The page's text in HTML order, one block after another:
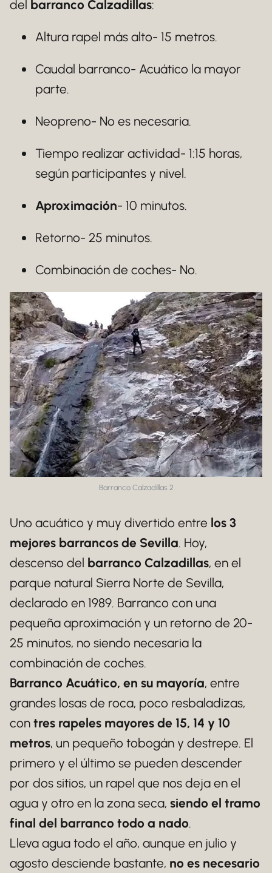
del barranco Calzadillas:
Altura rapel más alto- 15 metros.
Caudal barranco- Acuático la mayor
parte.
Neopreno- No es necesaria.
Tiempo realizar actividad- 1:15 horas,
según participantes y nivel.
Aproximación- 10 minutos.
Retorno- 25 minutos.
Combinación de coches- No.
Barranco Calzadillas 2
Uno acuático y muy divertido entre los 3
mejores barrancos de Sevilla. Hoy,
descenso del barranco Calzadillas, en el
parque natural Sierra Norte de Sevilla,
declarado en 1989. Barranco con una
pequeña aproximación y un retorno de 20-
25 minutos, no siendo necesaria la
combinación de coches.
Barranco Acuático, en su mayoría, entre
grandes losas de roca, poco resbaladizas,
con tres rapeles mayores de 15, 14 y 10
metros, un pequeño tobogán y destrepe. El
primero y el último se pueden descender
por dos sitios, un rapel que nos deja en el
agua y otro en la zona seca, siendo el tramo
final del barranco todo a nado.
Lleva agua todo el año, aunque en julio y
agosto desciende bastante, no es necesario